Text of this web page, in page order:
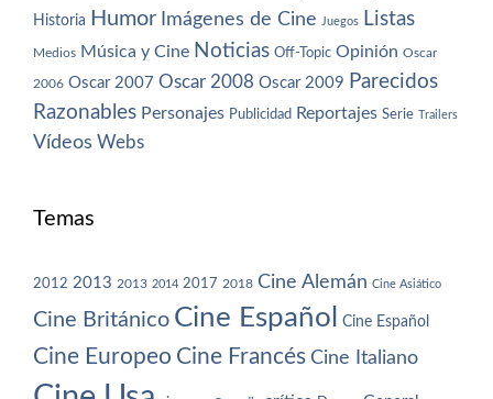
Historia Humor Imágenes de Cine Juegos Listas
Medios Música y Cine Noticias Off-Topic Opinión Oscar
2006 Oscar 2007 Oscar 2008 Oscar 2009 Parecidos
Razonables Personajes Publicidad Reportajes Serie Trailers
Vídeos Webs
Temas
2012 2013 2013 2014 2017 2018 Cine Alemán Cine Asiático
Cine Británico Cine Español Cine Español
Cine Europeo Cine Francés Cine Italiano